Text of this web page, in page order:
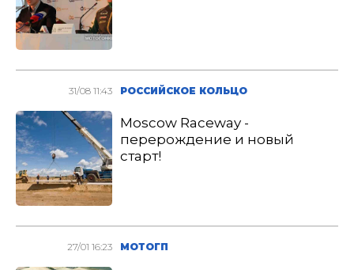
31/08 11:43 РОССИЙСКОЕ КОЛЬЦО
Moscow Raceway -
перерождение и новый
старт!
27/01 16:23 МОТОГП